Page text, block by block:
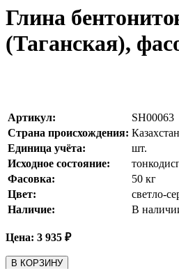
Глина
(Таганская),
Артикул:
SH00063
Страна происхождения: Казахстан
Единица учёта:
шт.
Исходное состояние:
Фасовка:
50 кг
Цвет:
светло-
Наличие:
В
Цена: 3 935 ₽
В КОРЗИНУ